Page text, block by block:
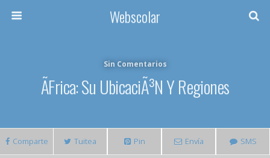
Webscolar
Sin Comentarios
Ãfrica: Su UbicaciÃ³n Y Regiones
Comparte Tuitea Pin Envía SMS